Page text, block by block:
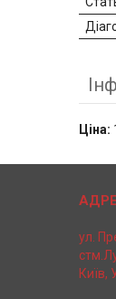
Ціна:
ул.
Київ,